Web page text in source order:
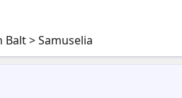
> Samuselia